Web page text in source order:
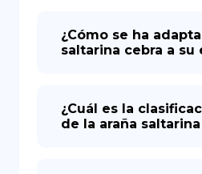
¿Cómo se ha
saltarina cebra a su
¿Cuál es la
de la araña